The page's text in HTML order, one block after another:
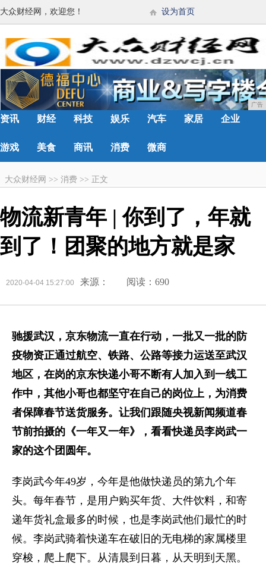
大众财经网，欢迎您！ 设为首页
广告
资讯 财经 科技 娱乐 汽车 家居 企业
游戏 美食 商讯 消费 微商
大众财经网 >> 消费 >> 正文
物流新青年 | 你到了，年就
到了！团聚的地方就是家
2020-04-04 15:27:00 来源： 阅读：690
驰援武汉，京东物流一直在行动，一批又一批的防
疫物资正通过航空、铁路、公路等接力运送至武汉
地区，在岗的京东快递小哥不断有人加入到一线工
作中，其他小哥也都坚守在自己的岗位上，为消费
者保障春节送货服务。让我们跟随央视新闻频道春
节前拍摄的《一年又一年》，看看快递员李岗武一
家的这个团圆年。
李岗武今年49岁，今年是他做快递员的第九个年
头。每年春节，是用户购买年货、大件饮料，和寄
递年货礼盒最多的时候，也是李岗武他们最忙的时
候。李岗武骑着快递车在破旧的无电梯的家属楼里
穿梭，爬上爬下。从清晨到日暮，从天明到天黑。